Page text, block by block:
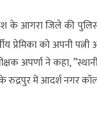
के आगरा जिले की
प्रेमिका को अपनी
अपर्णा ने कहा,
रुद्रपुर में आदर्श नगर